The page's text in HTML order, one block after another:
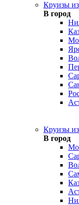
Круизы
В город
Круизы
В город